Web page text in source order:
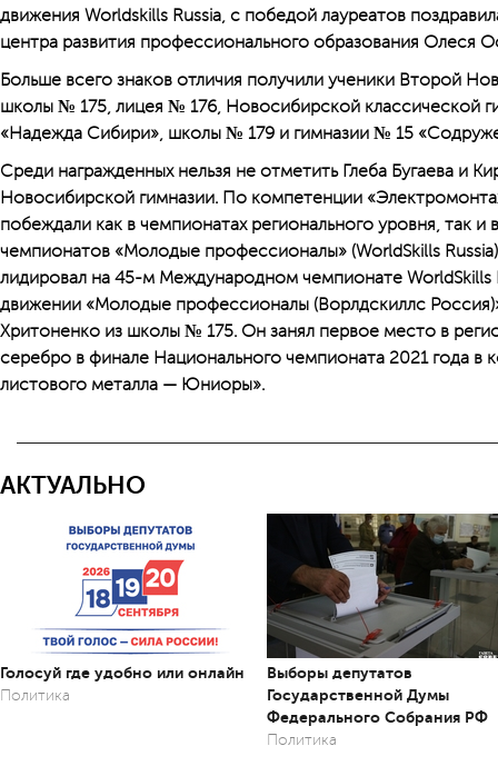
движения Worldskills Russia, с победой лауреатов
центра развития профессионального образования Олеся
Больше всего знаков отличия получили ученики Второй
школы № 175, лицея № 176, Новосибирской классической
«Надежда Сибири», школы № 179 и гимназии № 15
Среди награжденных нельзя не отметить Глеба Бугаева и
Новосибирской гимназии. По компетенции
побеждали как в чемпионатах регионального уровня, так и
чемпионатов «Молодые профессионалы» (WorldSkills
лидировал на 45-м Международном чемпионате WorldSkills
движении «Молодые профессионалы (Ворлдскиллс
Хритоненко из школы № 175. Он занял первое место в
серебро в финале Национального чемпионата 2021 года в
листового металла — Юниоры».
АКТУАЛЬНО
Голосуй где удобно или онлайн
Политика
Выборы депутатов
Государственной Думы
Федерального Собрания РФ
Политика